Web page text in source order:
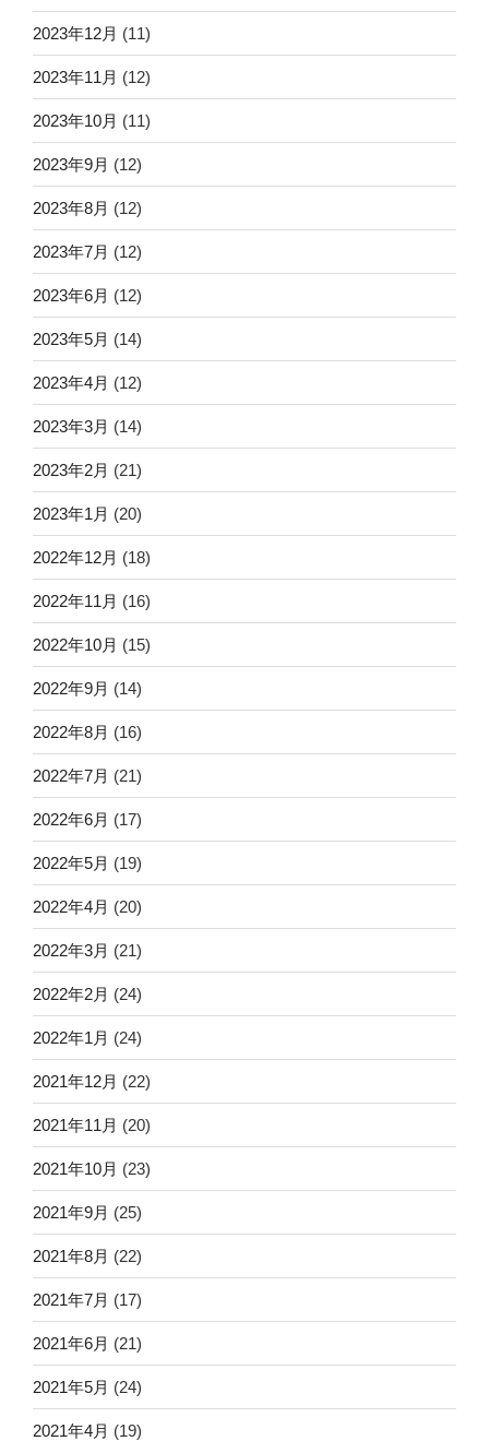
2023年12月 (11)
2023年11月 (12)
2023年10月 (11)
2023年9月 (12)
2023年8月 (12)
2023年7月 (12)
2023年6月 (12)
2023年5月 (14)
2023年4月 (12)
2023年3月 (14)
2023年2月 (21)
2023年1月 (20)
2022年12月 (18)
2022年11月 (16)
2022年10月 (15)
2022年9月 (14)
2022年8月 (16)
2022年7月 (21)
2022年6月 (17)
2022年5月 (19)
2022年4月 (20)
2022年3月 (21)
2022年2月 (24)
2022年1月 (24)
2021年12月 (22)
2021年11月 (20)
2021年10月 (23)
2021年9月 (25)
2021年8月 (22)
2021年7月 (17)
2021年6月 (21)
2021年5月 (24)
2021年4月 (19)